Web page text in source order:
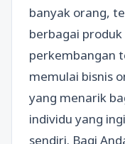
banyak orang,
berbagai
perkembangan
memulai bisnis
yang menarik
individu yang
sendiri. Bagi